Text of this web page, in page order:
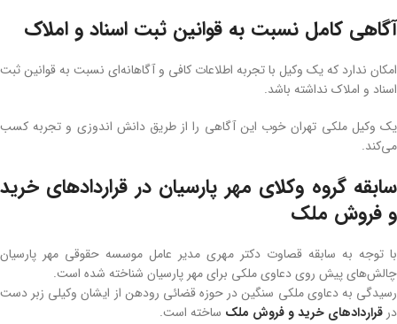
آگاهی کامل نسبت به قوانین ثبت اسناد و املاک
امکان ندارد که یک وکیل با تجربه اطلاعات کافی و آگاهانه‌ای نسبت به قوانین ثبت
اسناد و املاک نداشته باشد.
یک وکیل ملکی تهران خوب این آگاهی را از طریق دانش اندوزی و تجربه کسب
می‌کند.
سابقه گروه وکلای مهر پارسیان در قراردادهای خرید
و فروش ملک
با توجه به سابقه قصاوت دکتر مهری مدیر عامل موسسه حقوقی مهر پارسیان
چالش‌های پیش روی دعاوی ملکی برای مهر پارسیان شناخته شده است.
رسیدگی به دعاوی ملکی سنگین در حوزه قضائی رودهن از ایشان وکیلی زبر دست
در قراردادهای خرید و فروش ملک ساخته است.